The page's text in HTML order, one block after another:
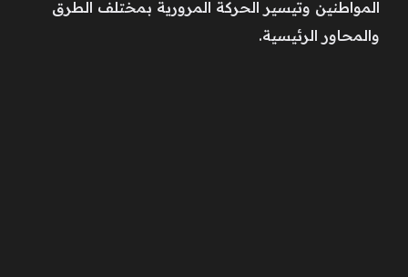
المواطنين وتيسير الحركة المرورية بمختلف الطرق
والمحاور الرئيسية.